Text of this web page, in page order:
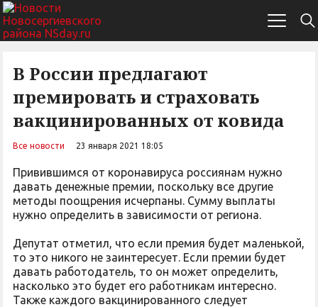
В России предлагают
премировать и страховать
вакцинированных от ковида
Все новости 23 января 2021 18:05
Привившимся от коронавируса россиянам нужно
давать денежные премии, поскольку все другие
методы поощрения исчерпаны. Сумму выплаты
нужно определить в зависимости от региона.
Депутат отметил, что если премия будет маленькой,
то это никого не заинтересует. Если премии будет
давать работодатель, то он может определить,
насколько это будет его работникам интересно.
Также каждого вакцинированного следует